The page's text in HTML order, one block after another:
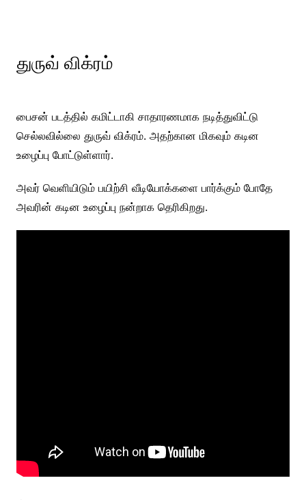
துருவ் விக்ரம்
பைசன் படத்தில் கமிட்டாகி சாதாரணமாக நடித்துவிட்டு
செல்லவில்லை துருவ் விக்ரம். அதற்கான மிகவும் கடின
உழைப்பு போட்டுள்ளார்.
அவர் வெளியிடும் பயிற்சி வீடியோக்களை பார்க்கும் போதே
அவரின் கடின உழைப்பு நன்றாக தெரிகிறது.